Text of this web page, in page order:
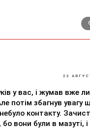
22
у вас, і жумав вже
потім збагнув увагу
контакту.
вони були в мазуті,